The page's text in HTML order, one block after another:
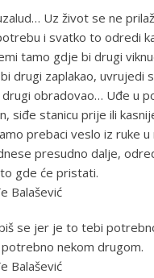
Uz život se ne
i svatko to odredi
tamo gdje bi drugi
drugi zaplakao, uvrujedi
obradovao… Uđe u
siđe stanicu prije ili
prebaci veslo iz ruke u
presudno dalje,
gde će pristati.
Balašević
se jer je to tebi
nekom drugom.
Balašević